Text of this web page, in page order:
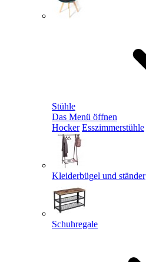
Stühle
Das Menü öffnen
Hocker Esszimmerstühle
Kleiderbügel und ständer
Schuhregale